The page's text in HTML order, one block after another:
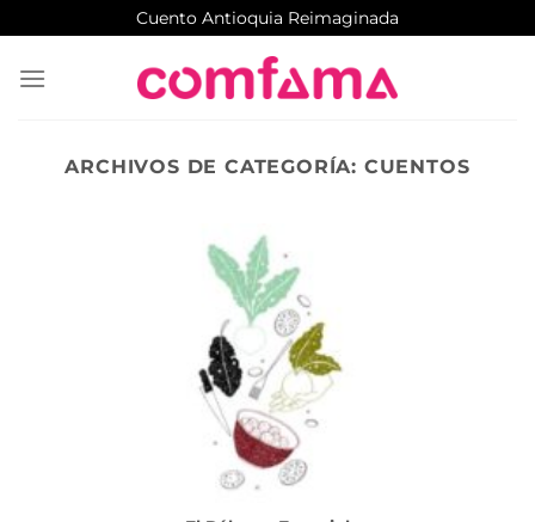
al
contenido
Cuento Antioquia Reimaginada
ARCHIVOS DE CATEGORÍA: CUENTOS